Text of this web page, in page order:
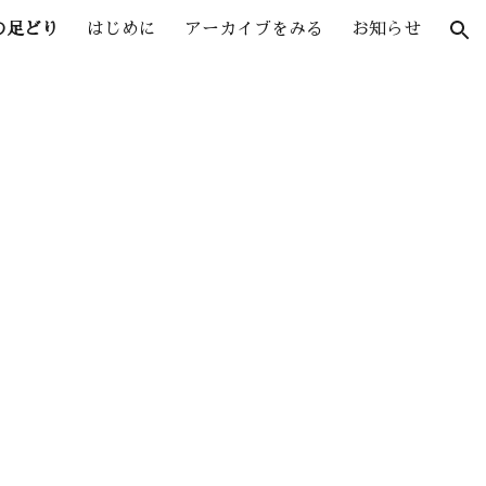
足どり はじめに アーカイブをみる お知らせ